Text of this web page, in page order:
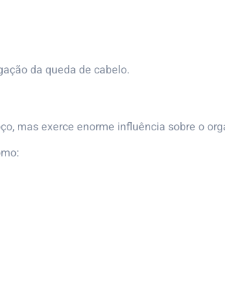
da queda de cabelo.
mas exerce enorme influência sobre o